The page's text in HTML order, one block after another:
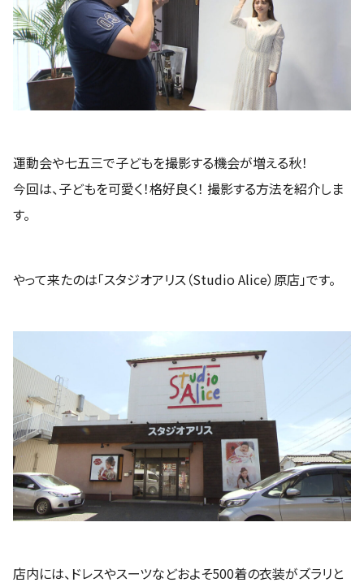
運動会や七五三で子どもを撮影する機会が増える秋！
今回は、子どもを可愛く！格好良く！ 撮影する方法を紹介しま
す。
やって来たのは「スタジオアリス（Studio Alice）原店」です。
店内には、ドレスやスーツなどおよそ500着の衣装がズラリと